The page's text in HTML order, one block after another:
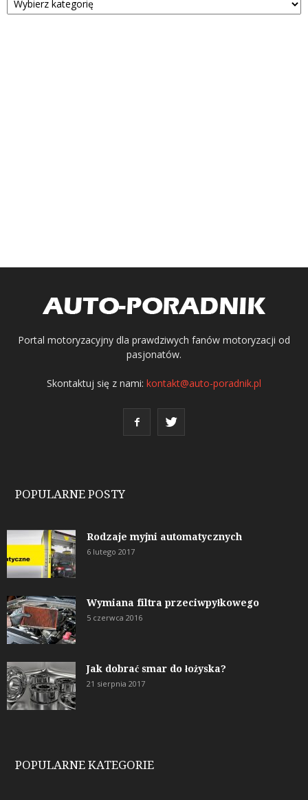
Portal motoryzacyjny dla prawdziwych fanów motoryzacji od
pasjonatów.
Skontaktuj się z nami: kontakt@auto-poradnik.pl
POPULARNE POSTY
Rodzaje myjni automatycznych
6 lutego 2017
Wymiana filtra przeciwpyłkowego
5 czerwca 2016
Jak dobrać smar do łożyska?
21 sierpnia 2017
POPULARNE KATEGORIE